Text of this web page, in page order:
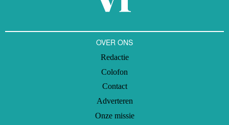
OVER ONS
Redactie
Colofon
Contact
Adverteren
Onze missie